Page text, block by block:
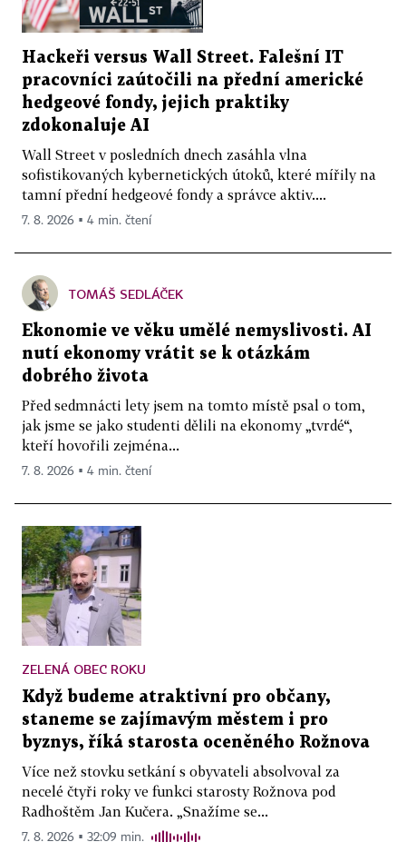
Hackeři versus Wall Street. Falešní IT
pracovníci zaútočili na přední americké
hedgeové fondy, jejich praktiky
zdokonaluje AI
Wall Street v posledních dnech zasáhla vlna
sofistikovaných kybernetických útoků, které mířily na
tamní přední hedgeové fondy a správce aktiv....
7. 8. 2026 ▪ 4 min. čtení
TOMÁŠ SEDLÁČEK
Ekonomie ve věku umělé nemyslivosti. AI
nutí ekonomy vrátit se k otázkám
dobrého života
Před sedmnácti lety jsem na tomto místě psal o tom,
jak jsme se jako studenti dělili na ekonomy „tvrdé“,
kteří hovořili zejména...
7. 8. 2026 ▪ 4 min. čtení
ZELENÁ OBEC ROKU
Když budeme atraktivní pro občany,
staneme se zajímavým městem i pro
byznys, říká starosta oceněného Rožnova
Více než stovku setkání s obyvateli absolvoval za
necelé čtyři roky ve funkci starosty Rožnova pod
Radhoštěm Jan Kučera. „Snažíme se...
7. 8. 2026 ▪ 32:09 min.